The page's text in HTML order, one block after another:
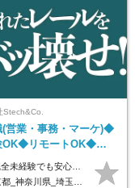
Stech&Co.
(営業・事務・マーケ)◆
OK◆リモートOK◆学
◆20代活躍中！
1】営業 月給25万円～80万円＋賞与 【2】事務 月給21万円～50万円＋賞与 【3】マーケ 月給25万円～80万円＋賞与 ※試用期間3ヶ月間の待遇に変動はありません。 ※みなし残業代(月20時間分29,725円～)を含む。（※超過分は追加支給）
県_秋田県_山形県_福島県_茨城県_栃木県_群馬県_新潟県_山梨県_長野県_富山県_石川県_福井県_静岡県_岐阜県_三重県_兵庫県_京都府_滋賀県_奈良県_和歌山県_広島県_岡山県_鳥取県_島根県_山口県_徳島県_香川県_愛媛県_高知県_福岡県_熊本県_佐賀県_長崎県_大分県_宮崎県_鹿児島県_沖縄県